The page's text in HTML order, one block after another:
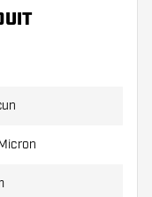
une
pour découvrir